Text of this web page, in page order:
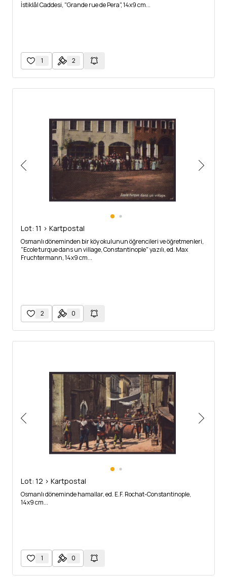
İstiklâl Caddesi, "Grande rue de Pera", 14x9 cm...
1 2
Lot: 11 > Kartpostal
Osmanlı döneminden bir köy okulunun öğrencileri ve öğretmenleri,
"Ecole turque dans un village, Constantinople" yazılı, ed. Max
Fruchtermann, 14x9 cm...
2 0
Lot: 12 > Kartpostal
Osmanlı döneminde hamallar, ed. E.F. Rochat-Constantinople,
14x9 cm...
1 0